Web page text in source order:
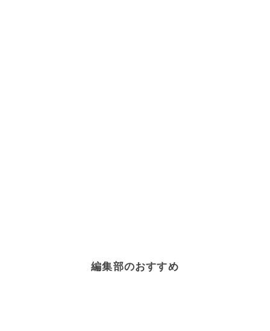
編集部のおすすめ